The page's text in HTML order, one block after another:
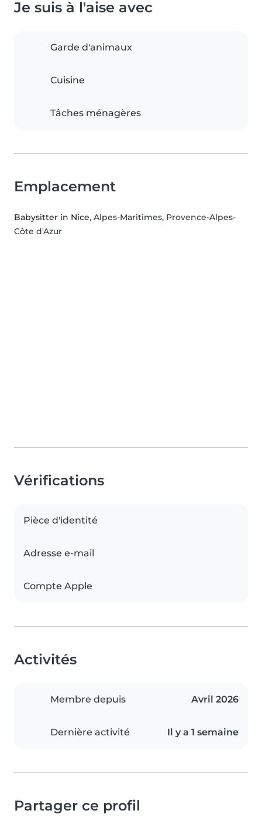
Je suis à l'aise avec
Garde d'animaux
Cuisine
Tâches ménagères
Emplacement
Babysitter in Nice, Alpes-Maritimes, Provence-Alpes-
Côte d'Azur
Vérifications
Pièce d'identité
Adresse e-mail
Compte Apple
Activités
Membre depuis Avril 2026
Dernière activité Il y a 1 semaine
Partager ce profil